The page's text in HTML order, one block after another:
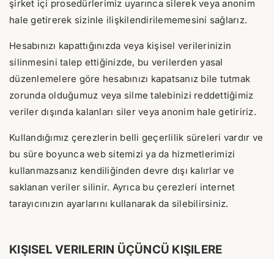
şirket içi prosedürlerimiz uyarınca silerek veya anonim
hale getirerek sizinle ilişkilendirilememesini sağlarız.
Hesabınızı kapattığınızda veya kişisel verilerinizin
silinmesini talep ettiğinizde, bu verilerden yasal
düzenlemelere göre hesabınızı kapatsanız bile tutmak
zorunda olduğumuz veya silme talebinizi reddettiğimiz
veriler dışında kalanları siler veya anonim hale getiririz.
Kullandığımız çerezlerin belli geçerlilik süreleri vardır ve
bu süre boyunca web sitemizi ya da hizmetlerimizi
kullanmazsanız kendiliğinden devre dışı kalırlar ve
saklanan veriler silinir. Ayrıca bu çerezleri internet
tarayıcınızın ayarlarını kullanarak da silebilirsiniz.
KIŞISEL VERILERIN ÜÇÜNCÜ KIŞILERE